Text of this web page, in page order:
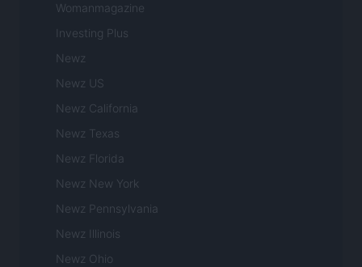
Womanmagazine
Investing Plus
Newz
Newz US
Newz California
Newz Texas
Newz Florida
Newz New York
Newz Pennsylvania
Newz Illinois
Newz Ohio